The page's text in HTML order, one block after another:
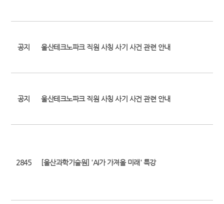
공지 울산테크노파크 직원 사칭 사기 사건 관련 안내
공지 울산테크노파크 직원 사칭 사기 사건 관련 안내
2845 [울산과학기술원] 'AI가 가져올 미래' 특강